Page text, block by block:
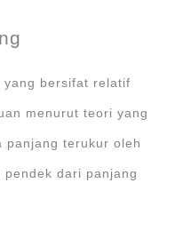
yang bersifat relatif
menurut teori yang
panjang terukur oleh
dari panjang